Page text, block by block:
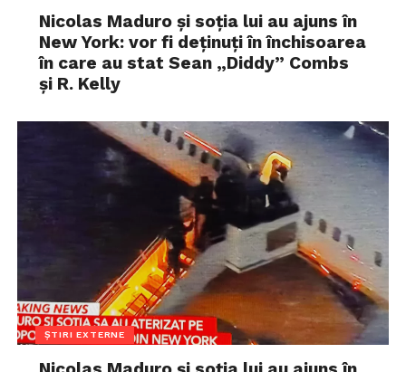
Nicolas Maduro și soția lui au ajuns în
New York: vor fi deținuți în închisoarea
în care au stat Sean „Diddy” Combs
și R. Kelly
ȘTIRI EXTERNE